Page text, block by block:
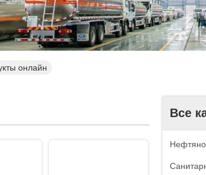
онлайн
Все